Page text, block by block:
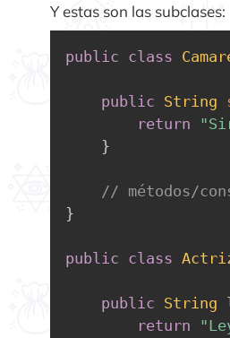
Y estas son las subclases:
public class
public String
return
}
// métodos/
}
public class
public String
return